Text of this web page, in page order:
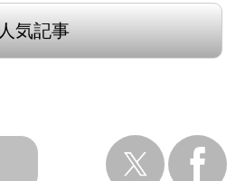
人気記事